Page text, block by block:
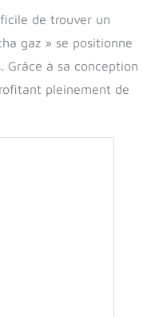
de trouver un
gaz » se positionne
Grâce à sa conception
pleinement de